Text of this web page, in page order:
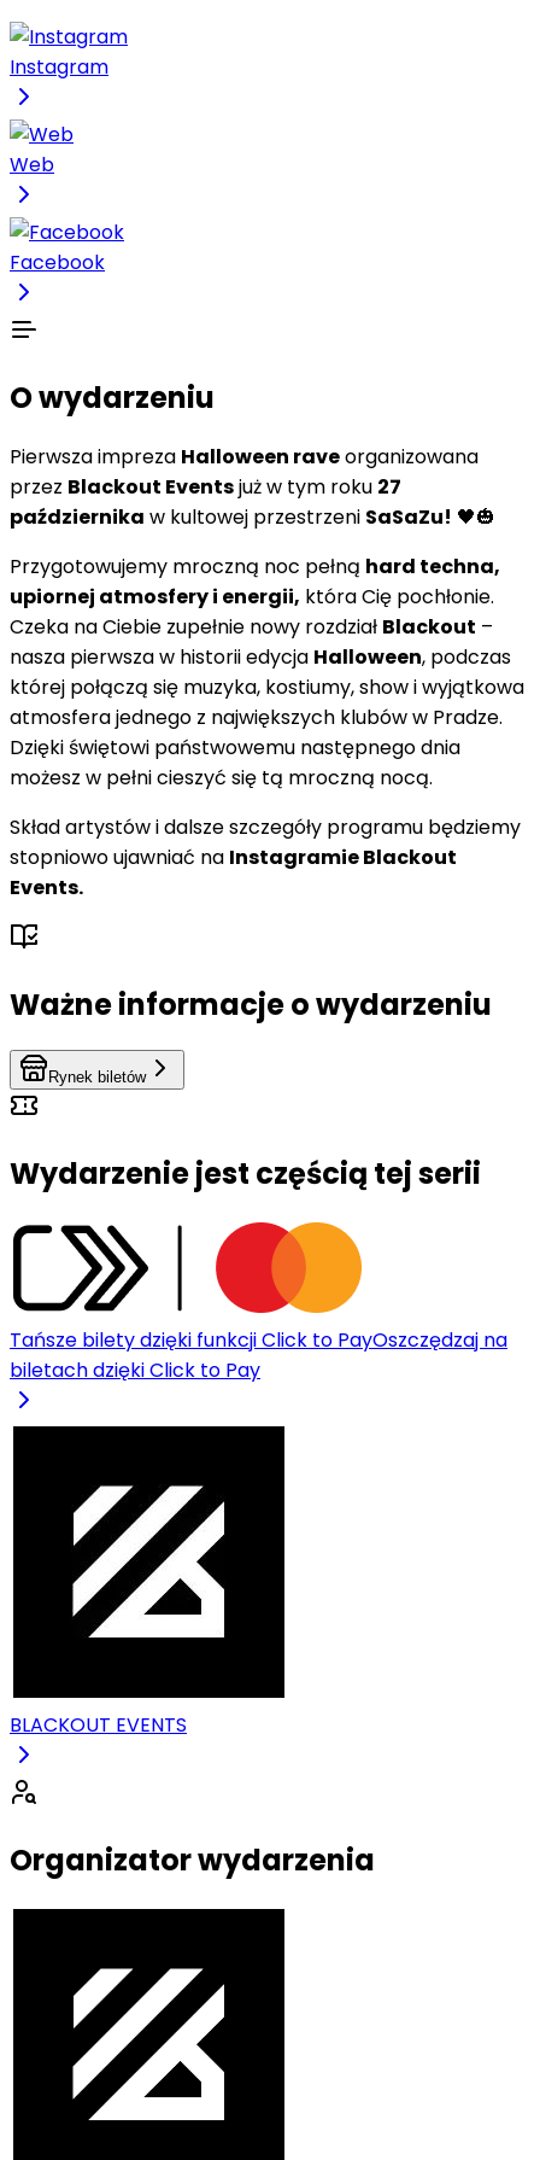
Instagram
Web
Facebook
O wydarzeniu
Pierwsza impreza Halloween raveorganizowana
przez Blackout Eventsjuż w tym roku 27
października w kultowej przestrzeni SaSaZu! 🖤🎃
Przygotowujemy mroczną noc pełną hard techna,
upiornej atmosfery i energii, która Cię pochłonie.
Czeka na Ciebie zupełnie nowy rozdział Blackout –
nasza pierwsza w historii edycja Halloween, podczas
której połączą się muzyka, kostiumy, show i wyjątkowa
atmosfera jednego z największych klubów w Pradze.
Dzięki świętowi państwowemu następnego dnia
możesz w pełni cieszyć się tą mroczną nocą.
Skład artystów i dalsze szczegóły programu będziemy
stopniowo ujawniać na Instagramie Blackout
Events.
Ważne informacje o wydarzeniu
Rynek biletów
Wydarzenie jest częścią tej serii
Tańsze bilety dzięki funkcji Click to PayOszczędzaj na
biletach dzięki Click to Pay
BLACKOUT EVENTS
Organizator wydarzenia